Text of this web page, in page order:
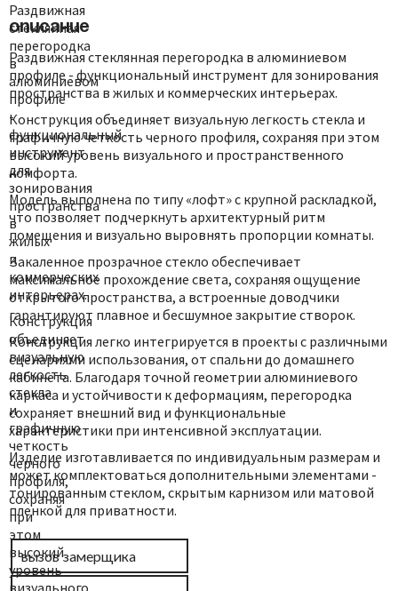
Раздвижная
стеклянная
перегородка
в
алюминиевом
профиле
-
функциональный
инструмент
для
зонирования
пространства
в
жилых
и
коммерческих
интерьерах.
Конструкция
объединяет
визуальную
легкость
стекла
и
графичную
четкость
черного
профиля,
сохраняя
при
этом
высокий
уровень
визуального
Описание
Раздвижная стеклянная перегородка в алюминиевом
профиле - функциональный инструмент для зонирования
пространства в жилых и коммерческих интерьерах.
Конструкция объединяет визуальную легкость стекла и
графичную четкость черного профиля, сохраняя при этом
высокий уровень визуального и пространственного
комфорта.
Модель выполнена по типу «лофт» с крупной раскладкой,
что позволяет подчеркнуть архитектурный ритм
помещения и визуально выровнять пропорции комнаты.
Закаленное прозрачное стекло обеспечивает
максимальное прохождение света, сохраняя ощущение
открытого пространства, а встроенные доводчики
гарантируют плавное и бесшумное закрытие створок.
Конструкция легко интегрируется в проекты с различными
сценариями использования, от спальни до домашнего
кабинета. Благодаря точной геометрии алюминиевого
каркаса и устойчивости к деформациям, перегородка
сохраняет внешний вид и функциональные
характеристики при интенсивной эксплуатации.
Изделие изготавливается по индивидуальным размерам и
может комплектоваться дополнительными элементами -
тонированным стеклом, скрытым карнизом или матовой
пленкой для приватности.
вызов замерщика